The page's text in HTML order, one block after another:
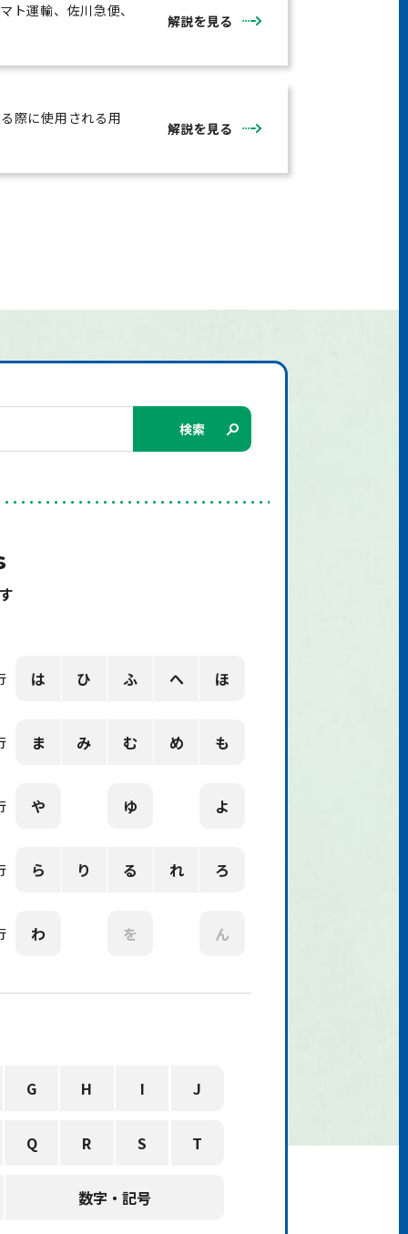
ト運輸、佐川急便、
解説を見る
際に使用される用
解説を見る
検索
は ひ ふ へ ほ
ま み む め も
や ゆ よ
ら り る れ ろ
わ を ん
G H I J
Q R S T
数字・記号